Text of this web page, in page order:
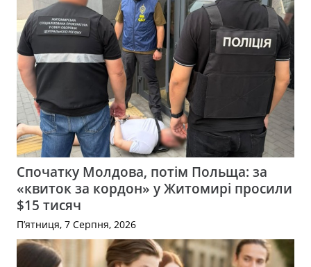
Спочатку Молдова, потім Польща: за
«квиток за кордон» у Житомирі просили
$15 тисяч
П’ятниця, 7 Серпня, 2026